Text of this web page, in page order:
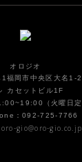
オロジオ
福岡市中央区大名1-
カセットビル1F
（火曜日定
：092-725-7766
oro-gio@oro-gio.co.jp